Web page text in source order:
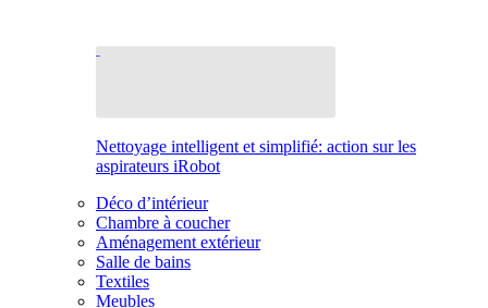
Nettoyage intelligent et simplifié: action sur les
aspirateurs iRobot
Déco d’intérieur
Chambre à coucher
Aménagement extérieur
Salle de bains
Textiles
Meubles